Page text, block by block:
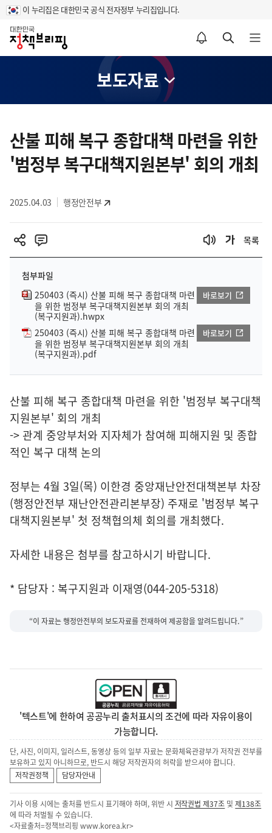
이 누리집은 대한민국 공식 전자정부 누리집입니다.
홈
알림설정 바로가기 검색 바로가기 메뉴 열기
보도자료
츠
영
산불 피해 복구 종합대책 마련을 위한
'범정부 복구대책지원본부' 회의 개최
2025.04.03 행정안전부
목록
첨부파일
250403 (즉시) 산불 피해 복구 종합대책 마련
을 위한 범정부 복구대책지원본부 회의 개최
(복구지원과).hwpx
바로보기
250403 (즉시) 산불 피해 복구 종합대책 마련
을 위한 범정부 복구대책지원본부 회의 개최
(복구지원과).pdf
바로보기
산불 피해 복구 종합대책 마련을 위한 '범정부 복구대책
지원본부' 회의 개최
-> 관계 중앙부처와 지자체가 참여해 피해지원 및 종합
적인 복구 대책 논의
정부는 4월 3일(목) 이한경 중앙재난안전대책본부 차장
(행정안전부 재난안전관리본부장) 주재로 '범정부 복구
대책지원본부' 첫 정책협의체 회의를 개최했다.
자세한 내용은 첨부를 참고하시기 바랍니다.
* 담당자 : 복구지원과 이재영(044-205-5318)
“이 자료는 행정안전부의 보도자료를 전재하여 제공함을 알려드립니다.”
'텍스트'에 한하여 공공누리 출처표시의 조건에 따라 자유이용이
가능합니다.
단, 사진, 이미지, 일러스트, 동영상 등의 일부 자료는 문화체육관광부가 저작권 전부를
보유하고 있지 아니하므로, 반드시 해당 저작권자의 허락을 받으셔야 합니다.
저작권정책
담당자안내
기사 이용 시에는 출처를 반드시 표기해야 하며, 위반 시 저작권법 제37조 및제138조
에 따라 처벌될 수 있습니다.
<자료출처=정책브리핑 www.korea.kr>